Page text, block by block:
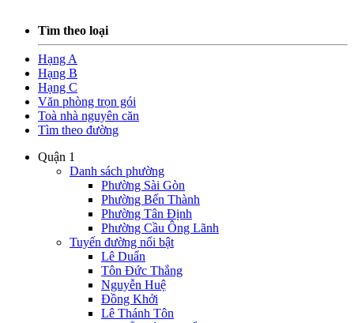
Tìm theo loại
Hạng A
Hạng B
Hạng C
Văn phòng trọn gói
Toà nhà nguyên căn
Tìm theo đường
Quận 1
Danh sách phường
Phường Sài Gòn
Phường Bến Thành
Phường Tân Định
Phường Cầu Ông Lãnh
Tuyến đường nổi bật
Lê Duẩn
Tôn Đức Thắng
Nguyễn Huệ
Đồng Khởi
Lê Thánh Tôn